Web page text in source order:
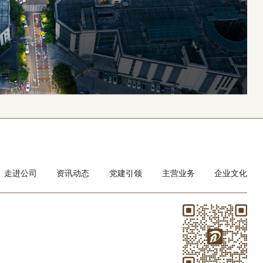
走进公司 资讯动态 党建引领 主营业务 企业文化